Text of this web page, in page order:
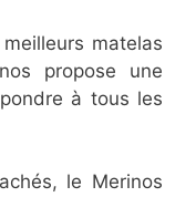
matelas
propose une
à tous les
le Merinos